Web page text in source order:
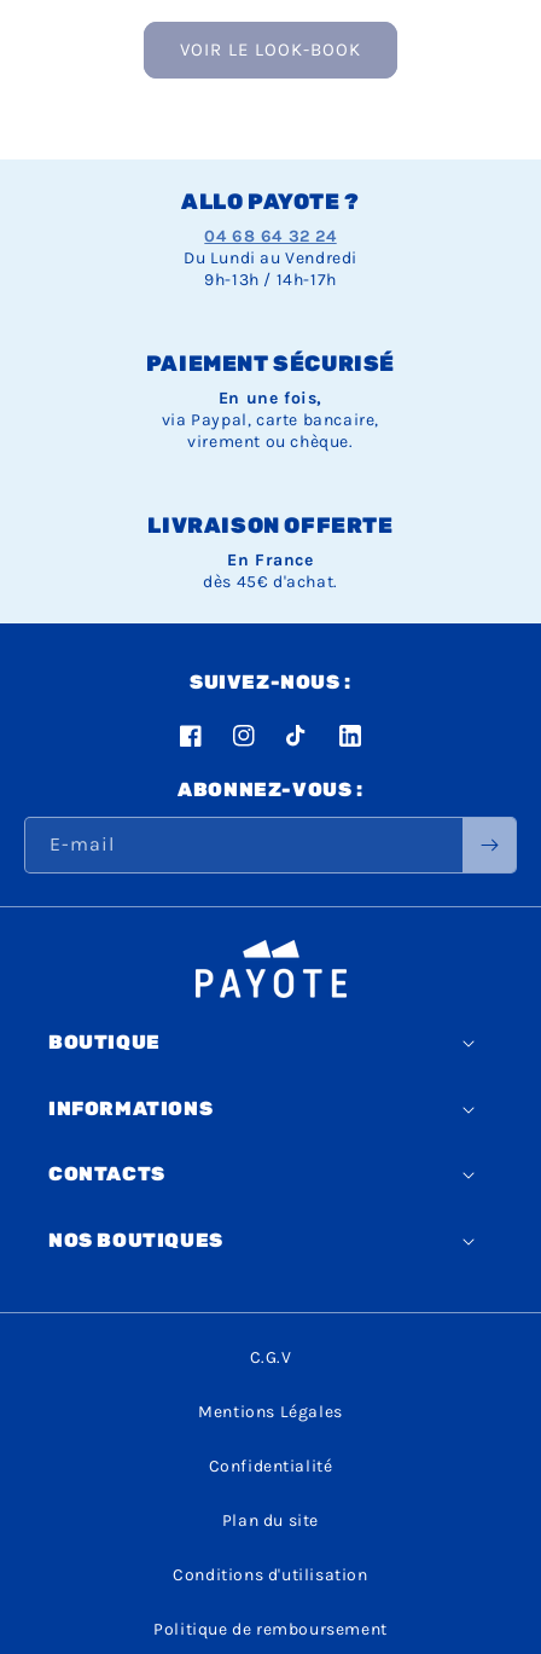
VOIR LE LOOK-BOOK
ALLO PAYOTE ?
04 68 64 32 24
Du Lundi au Vendredi
9h-13h / 14h-17h
PAIEMENT SÉCURISÉ
En une fois,
via Paypal, carte bancaire,
virement ou chèque.
LIVRAISON OFFERTE
En France
dès 45€ d'achat.
SUIVEZ-NOUS :
FacebookInstagramTikTok LinkedIn
ABONNEZ-VOUS :
E-mail
BOUTIQUE
INFORMATIONS
CONTACTS
NOS BOUTIQUES
C.G.V
Mentions Légales
Confidentialité
Plan du site
Conditions d'utilisation
Politique de remboursement